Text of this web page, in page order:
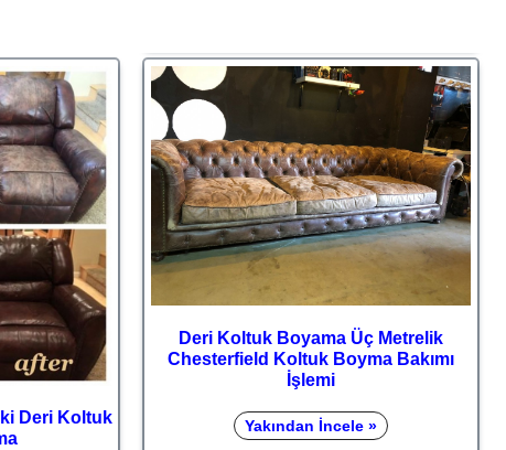
Deri Koltuk
Deri Koltuk Boyama Üç Metrelik
Chesterfield Koltuk Boyma Bakımı
İşlemi
Yakından İncele »